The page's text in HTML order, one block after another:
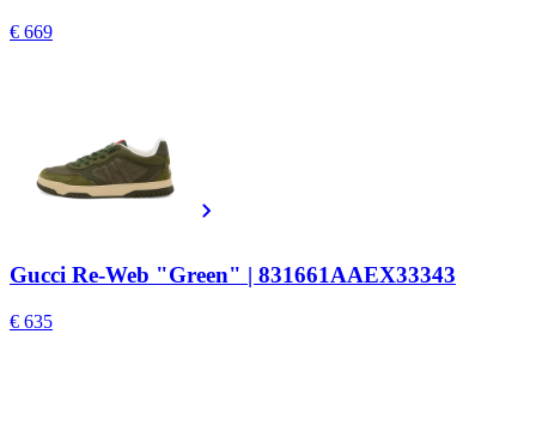
€ 669
Gucci Re-Web "Green" | 831661AAEX33343
€ 635